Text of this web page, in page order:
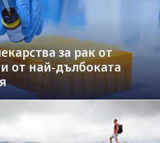
за рак от
от най-дълбоката